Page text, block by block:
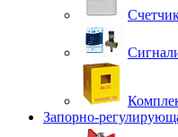
Запорно-